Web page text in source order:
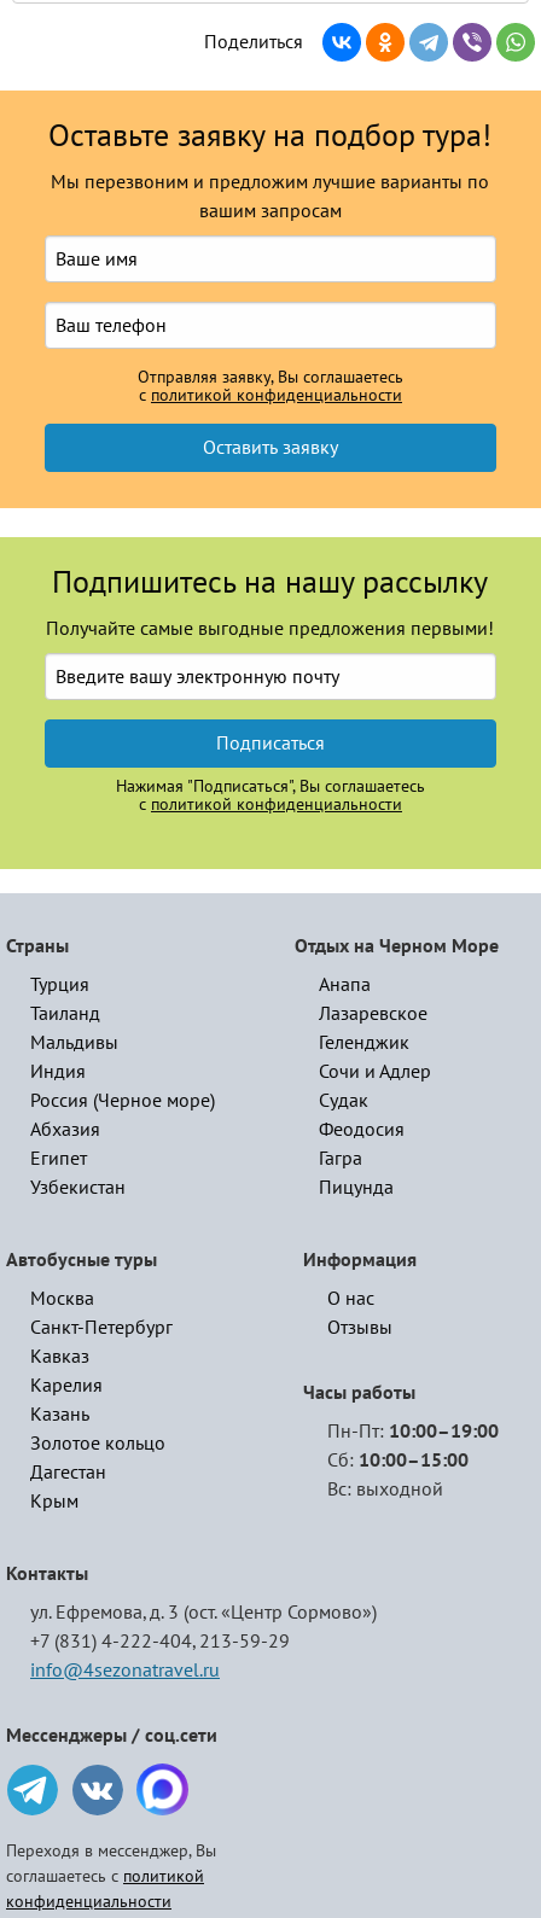
Поделиться
Оставьте заявку на подбор тура!
Мы перезвоним и предложим лучшие варианты по
вашим запросам
Отправляя заявку, Вы соглашаетесь
с политикой конфиденциальности
Подпишитесь на нашу рассылку
Получайте самые выгодные предложения первыми!
Подписаться
Нажимая "Подписаться", Вы соглашаетесь
с политикой конфиденциальности
Страны
Турция
Таиланд
Мальдивы
Индия
Россия (Черное море)
Абхазия
Египет
Узбекистан
Отдых на Черном Море
Анапа
Лазаревское
Геленджик
Сочи и Адлер
Судак
Феодосия
Гагра
Пицунда
Автобусные туры
Москва
Санкт-Петербург
Кавказ
Карелия
Казань
Золотое кольцо
Дагестан
Крым
Информация
О нас
Отзывы
Часы работы
Пн-Пт: 10:00–19:00
Сб: 10:00–15:00
Вс: выходной
Контакты
ул. Ефремова, д. 3 (ост. «Центр Сормово»)
+7 (831) 4-222-404, 213-59-29
info@4sezonatravel.ru
Мессенджеры / соц.сети
Переходя в мессенджер, Вы
соглашаетесь с политикой
конфиденциальности